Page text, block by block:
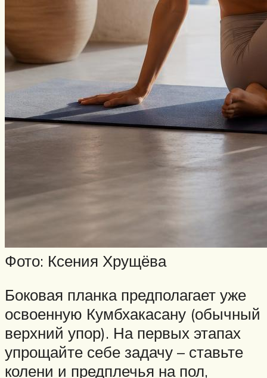
Фото: Ксения Хрущёва
Боковая планка предполагает уже
освоенную Кумбхакасану (обычный
верхний упор). На первых этапах
упрощайте себе задачу – ставьте
колени и предплечья на пол,